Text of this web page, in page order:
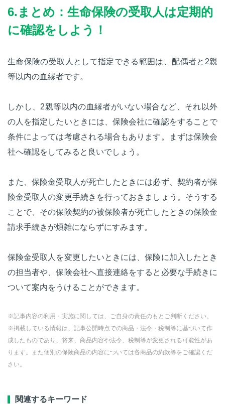
6.まとめ：生命保険の受取人は定期的
に確認をしよう！
生命保険の受取人として指定できる範囲は、配偶者と2親
等以内の血縁者です。
しかし、2親等以内の血縁者がいない場合など、それ以外
の人を指定したいときには、保険会社に確認をすることで
条件によっては考慮される場合もあります。まずは保険会
社へ確認をしてみると良いでしょう。
また、保険金受取人が死亡したときには必ず、契約者が保
険金受取人の変更手続きを行っておきましょう。そうする
ことで、その保険契約の被保険者が死亡したときの保険金
請求手続きが煩雑にならずにすみます。
保険金受取人を変更したいときには、保険に加入したとき
の担当者や、保険会社へ直接連絡をすると必要な手続きに
ついて案内をうけることができます。
※記事内容の利用・実施に関しては、ご自身の責任のもとご判断ください。
※掲載している情報は、記事公開時点での商品・法令・税制等に基づいて作
成したものであり、将来、商品内容や法令、税制等が変更される可能性があ
ります。また個別の保険商品の内容については各商品の約款等をご確認くだ
さい。
関連するキーワード